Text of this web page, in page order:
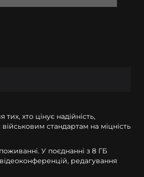
хто цінує надійність,
стандартам на міцність
У поєднанні з 8 ГБ
редагування